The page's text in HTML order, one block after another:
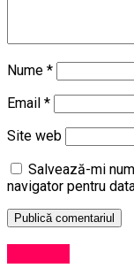
Nume *
Email *
Site web
Salvează-mi
navigator pentru